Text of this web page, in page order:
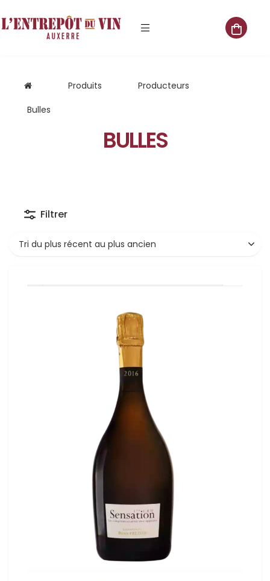
Produits
Producteurs
Bulles
BULLES
Filtrer
Tri du plus récent au plus ancien